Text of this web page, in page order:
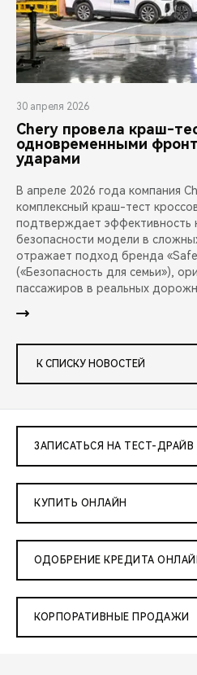
30 апреля 2026
Chery провела краш-
одновременными
ударами
В апреле 2026 года компания
комплексный краш-тест
подтверждает эффективность
безопасности модели в
отражает подход бренда
(«Безопасность для семьи»),
пассажиров в реальных
К СПИСКУ НОВОСТЕЙ
ЗАПИСАТЬСЯ НА ТЕСТ-ДРАЙВ
КУПИТЬ ОНЛАЙН
ОДОБРЕНИЕ КРЕДИТА
КОРПОРАТИВНЫЕ ПРОДАЖИ